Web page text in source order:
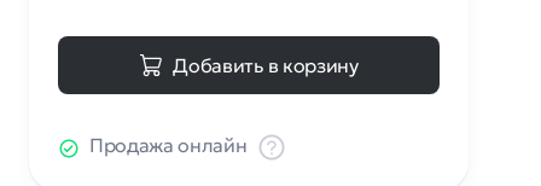
Добавить в корзину
Продажа онлайн